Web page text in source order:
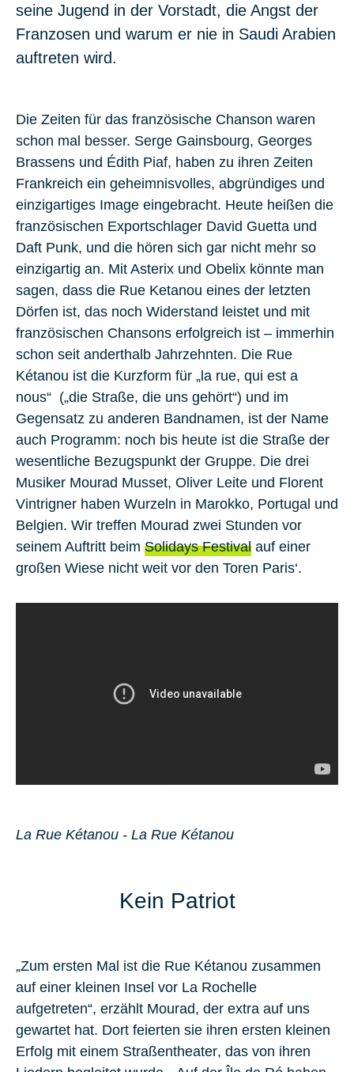
seine Jugend in der Vorstadt, die Angst der
Franzosen und warum er nie in Saudi Arabien
auftreten wird.
Die Zeiten für das französische Chanson waren
schon mal besser. Serge Gainsbourg, Georges
Brassens und Édith Piaf, haben zu ihren Zeiten
Frankreich ein geheimnisvolles, abgründiges und
einzigartiges Image eingebracht. Heute heißen die
französischen Exportschlager David Guetta und
Daft Punk, und die hören sich gar nicht mehr so
einzigartig an. Mit Asterix und Obelix könnte man
sagen, dass die Rue Ketanou eines der letzten
Dörfen ist, das noch Widerstand leistet und mit
französischen Chansons erfolgreich ist – immerhin
schon seit anderthalb Jahrzehnten. Die Rue
Kétanou ist die Kurzform für „la rue, qui est a
nous“ („die Straße, die uns gehört“) und im
Gegensatz zu anderen Bandnamen, ist der Name
auch Programm: noch bis heute ist die Straße der
wesentliche Bezugspunkt der Gruppe. Die drei
Musiker Mourad Musset, Oliver Leite und Florent
Vintrigner haben Wurzeln in Marokko, Portugal und
Belgien. Wir treffen Mourad zwei Stunden vor
seinem Auftritt beim Solidays Festival auf einer
großen Wiese nicht weit vor den Toren Paris‘.
La Rue Kétanou - La Rue Kétanou
Kein Patriot
„Zum ersten Mal ist die Rue Kétanou zusammen
auf einer kleinen Insel vor La Rochelle
aufgetreten“, erzählt Mourad, der extra auf uns
gewartet hat. Dort feierten sie ihren ersten kleinen
Erfolg mit einem Straßentheater, das von ihren